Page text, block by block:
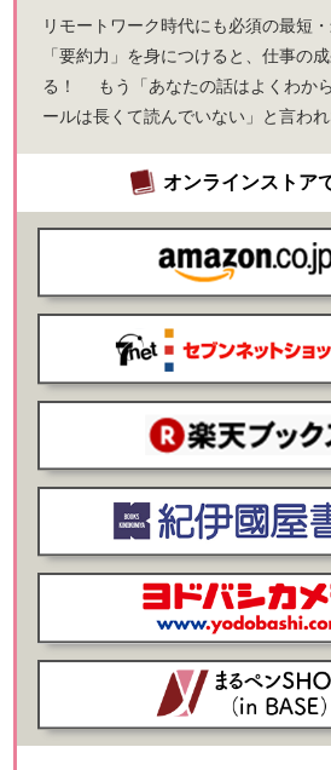
リモートワーク時代にも必須の最短
「要約力」を身につけると、仕事の
る！ もう「あなたの話はよくわか
ールは長くて読んでいない」と言わ
オンラインストア